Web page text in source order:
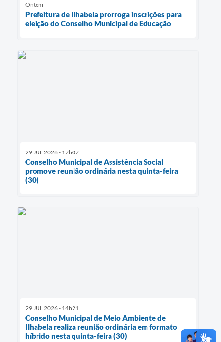
Ontem
Prefeitura de Ilhabela prorroga inscrições para
eleição do Conselho Municipal de Educação
29 JUL 2026 - 17h07
Conselho Municipal de Assistência Social
promove reunião ordinária nesta quinta-feira
(30)
29 JUL 2026 - 14h21
Conselho Municipal de Meio Ambiente de
Ilhabela realiza reunião ordinária em formato
híbrido nesta quinta-feira (30)